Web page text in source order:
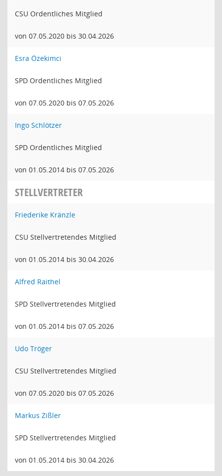
CSU Ordentliches Mitglied
von 07.05.2020 bis 30.04.2026
Esra Özekimci
SPD Ordentliches Mitglied
von 07.05.2020 bis 07.05.2026
Ingo Schlötzer
SPD Ordentliches Mitglied
von 01.05.2014 bis 07.05.2026
STELLVERTRETER
Friederike Kränzle
CSU Stellvertretendes Mitglied
von 01.05.2014 bis 30.04.2026
Alfred Raithel
SPD Stellvertretendes Mitglied
von 01.05.2014 bis 07.05.2026
Udo Tröger
CSU Stellvertretendes Mitglied
von 07.05.2020 bis 07.05.2026
Markus Zißler
SPD Stellvertretendes Mitglied
von 01.05.2014 bis 30.04.2026